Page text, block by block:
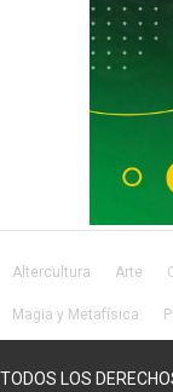
Altercultura Arte
Magia y Metafísica
TODOS LOS